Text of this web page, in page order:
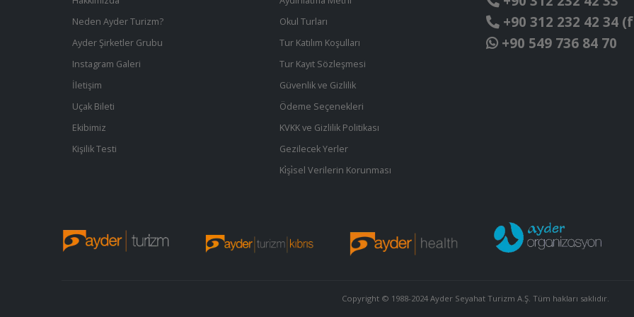
Neden Ayder Turizm?
Ayder Şirketler Grubu
Instagram Galeri
İletişim
Uçak Bileti
Ekibimiz
Kişilik Testi
Okul Turları
Tur Katılım Koşulları
Tur Kayıt Sözleşmesi
Güvenlik ve Gizlilik
Ödeme Seçenekleri
KVKK ve Gizlilik Politikası
Gezilecek Yerler
Ki̇şi̇sel Verilerin Korunması
+90 312 232 42 34
+90 549 736 84 70
Copyright © 1988-2024 Ayder Seyahat Turizm A.Ş. Tüm hakları saklıdır.